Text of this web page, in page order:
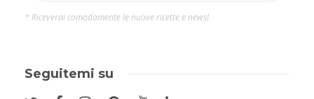
* Riceverai comodamente le nuove ricette e news!
Seguitemi su